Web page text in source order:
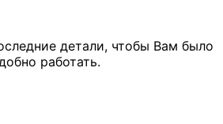
детали, чтобы Вам было
работать.